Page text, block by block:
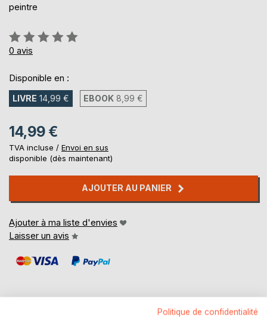
peintre
Évaluation:
0%
0 avis
Disponible en :
LIVRE 14,99 € EBOOK 8,99 €
14,99 €
TVA incluse / Envoi en sus
disponible (dès maintenant)
AJOUTER AU PANIER
Ajouter à ma liste d'envies
Laisser un avis
Politique de confidentialité